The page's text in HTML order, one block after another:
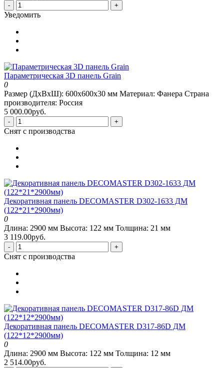
- +
Уведомить
Параметрическая 3D панель Grain
0
Размер (ДхВхШ): 600х600х30 мм Материал: Фанера Страна
производителя: Россия
5 000.00руб.
- +
Снят с производства
Декоративная панель DECOMASTER D302-1633 ДМ
(122*21*2900мм)
0
Длина: 2900 мм Высота: 122 мм Толщина: 21 мм
3 119.00руб.
- +
Снят с производства
Декоративная панель DECOMASTER D317-86D ДМ
(122*12*2900мм)
0
Длина: 2900 мм Высота: 122 мм Толщина: 12 мм
2 514.00руб.